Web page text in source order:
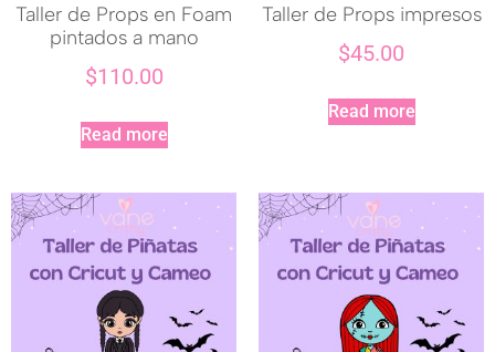
Taller de Props en Foam
pintados a mano
$110.00
Read more
Taller de Props impresos
$45.00
Read more